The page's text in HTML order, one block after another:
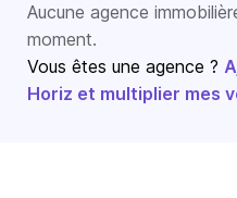
Aucune agence
moment.
Vous êtes une agence ?
Horiz et multiplier mes